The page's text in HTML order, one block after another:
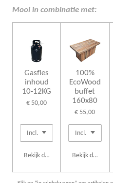
Mooi in combinatie met:
Gasfles
inhoud
10-12KG
€ 50,00
Bekijk details
100%
EcoWood
buffet
160x80
€ 55,00
Bekijk details